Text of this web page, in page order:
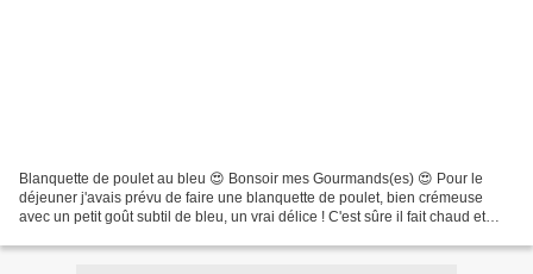
Blanquette de poulet au bleu 😍 Bonsoir mes Gourmands(es) 😍 Pour le
déjeuner j'avais prévu de faire une blanquette de poulet, bien crémeuse
avec un petit goût subtil de bleu, un vrai délice ! C'est sûre il fait chaud et